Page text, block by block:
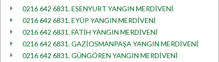
0216 642 6831. ESENYURT YANGIN MERDİVENİ
0216 642 6831. EYÜP YANGIN MERDİVENİ
0216 642 6831. FATİH YANGIN MERDİVENİ
0216 642 6831. GAZİOSMANPAŞA YANGIN MERDİVENİ
0216 642 6831. GÜNGÖREN YANGIN MERDİVENİ